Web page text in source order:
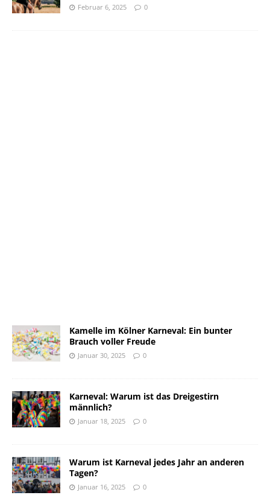
Februar 6, 2025 0
Kamelle im Kölner Karneval: Ein bunter
Brauch voller Freude
Januar 30, 2025 0
Karneval: Warum ist das Dreigestirn
männlich?
Januar 18, 2025 0
Warum ist Karneval jedes Jahr an anderen
Tagen?
Januar 16, 2025 0